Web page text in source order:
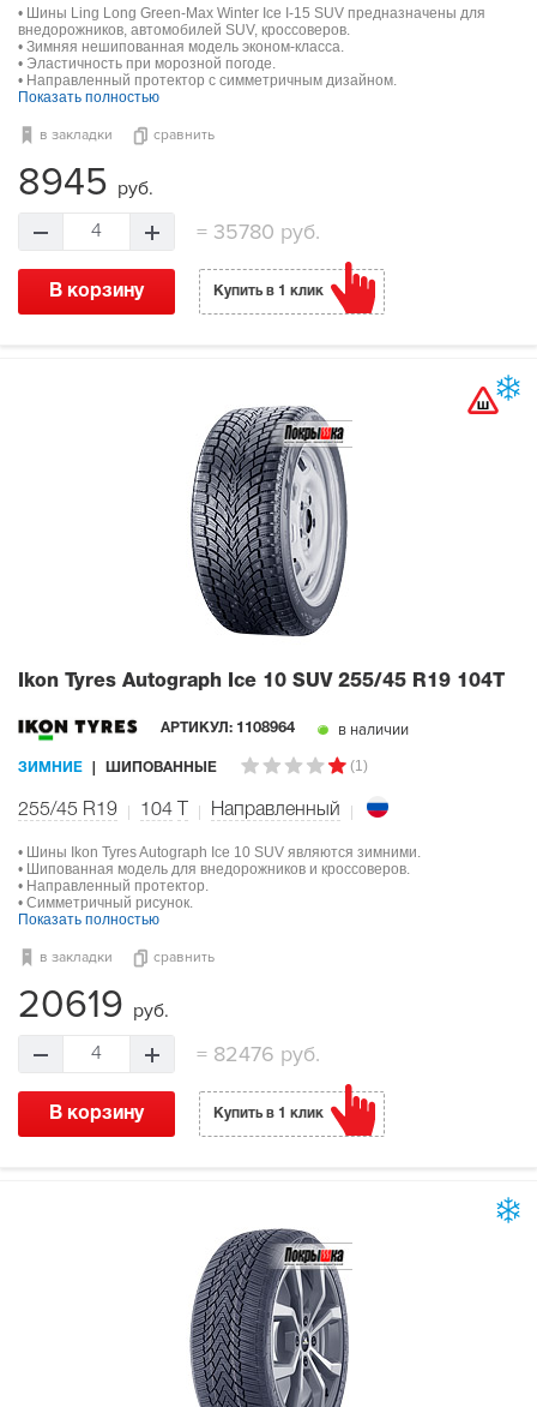
• Шины Ling Long Green-Max Winter Ice I-15 SUV предназначены для
внедорожников, автомобилей SUV, кроссоверов.
• Зимняя нешипованная модель эконом-класса.
• Эластичность при морозной погоде.
• Направленный протектор с симметричным дизайном.
Показать полностью
в закладки сравнить
8945 руб.
4 = 35780 руб.
В корзину Купить в 1 клик
Ikon Tyres Autograph Ice 10 SUV 255/45 R19 104T
АРТИКУЛ: 1108964 в наличии
ЗИМНИЕ ШИПОВАННЫЕ (1)
255/45 R19 104 Направленный
• Шины Ikon Tyres Autograph Ice 10 SUV являются зимними.
• Шипованная модель для внедорожников и кроссоверов.
• Направленный протектор.
• Симметричный рисунок.
Показать полностью
в закладки сравнить
20619 руб.
4 = 82476 руб.
В корзину Купить в 1 клик